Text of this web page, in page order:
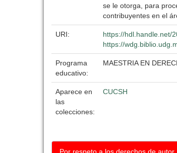
se le otorga, para
contribuyentes en el
URI:
https://hdl.handle.net/
https://
Programa
educativo:
MAESTRIA EN
Aparece en
las
colecciones:
CUCSH